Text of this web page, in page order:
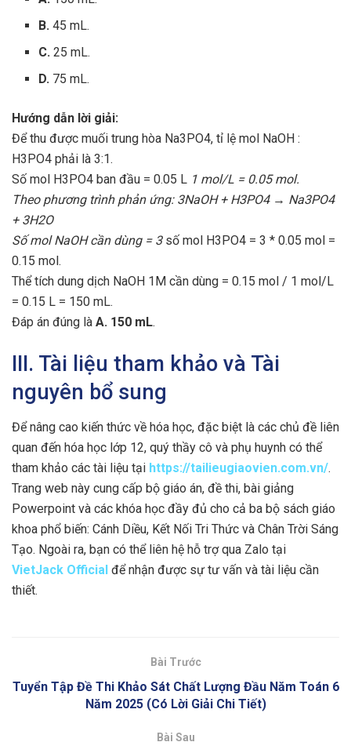
B. 45 mL.
C. 25 mL.
D. 75 mL.
Hướng dẫn lời giải:
Để thu được muối trung hòa Na3PO4, tỉ lệ mol NaOH :
H3PO4 phải là 3:1.
Số mol H3PO4 ban đầu = 0.05 L 1 mol/L = 0.05 mol.
Theo phương trình phản ứng: 3NaOH + H3PO4 → Na3PO4
+ 3H2O
Số mol NaOH cần dùng = 3 số mol H3PO4 = 3 * 0.05 mol =
0.15 mol.
Thể tích dung dịch NaOH 1M cần dùng = 0.15 mol / 1 mol/L
= 0.15 L = 150 mL.
Đáp án đúng là A. 150 mL.
III. Tài liệu tham khảo và Tài
nguyên bổ sung
Để nâng cao kiến thức về hóa học, đặc biệt là các chủ đề liên
quan đến hóa học lớp 12, quý thầy cô và phụ huynh có thể
tham khảo các tài liệu tại https://tailieugiaovien.com.vn/.
Trang web này cung cấp bộ giáo án, đề thi, bài giảng
Powerpoint và các khóa học đầy đủ cho cả ba bộ sách giáo
khoa phổ biến: Cánh Diều, Kết Nối Tri Thức và Chân Trời Sáng
Tạo. Ngoài ra, bạn có thể liên hệ hỗ trợ qua Zalo tại
VietJack Official để nhận được sự tư vấn và tài liệu cần
thiết.
Bài Trước
Tuyển Tập Đề Thi Khảo Sát Chất Lượng Đầu Năm Toán 6
Năm 2025 (Có Lời Giải Chi Tiết)
Bài Sau